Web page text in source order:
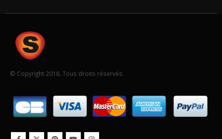
© Copyright 2018. Tous droits réservés.